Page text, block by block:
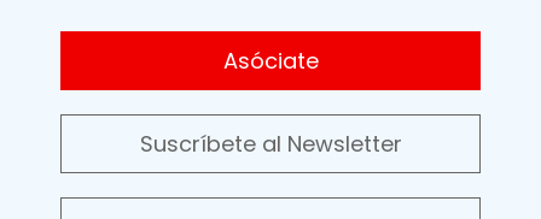
Asóciate
Suscríbete al Newsletter